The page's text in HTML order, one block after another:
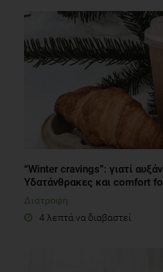
“Winter cravings”: γιατί
Υδατάνθρακες και comfort
Διατροφή
4 λεπτά να διαβαστεί